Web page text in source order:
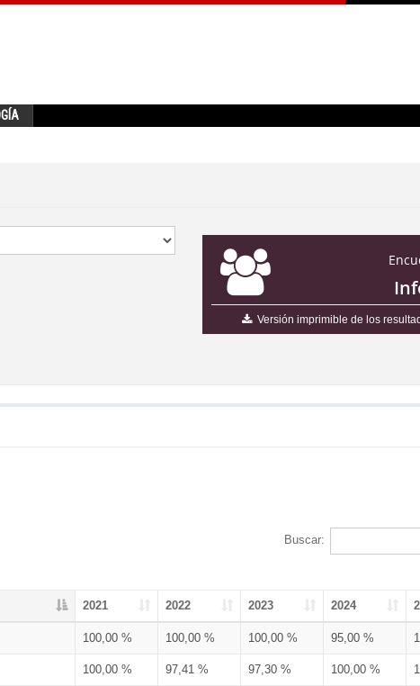
Versión imprimible de los
Buscar:
2021 2022 2023 2024
100,00 % 100,00 % 100,00 % 95,00 %
100,00 % 97,41 % 97,30 % 100,00 %